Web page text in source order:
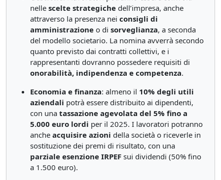
nelle scelte strategiche dell’impresa, anche
attraverso la presenza nei consigli di
amministrazione o di sorveglianza, a seconda
del modello societario. La nomina avverrà secondo
quanto previsto dai contratti collettivi, e i
rappresentanti dovranno possedere requisiti di
onorabilità, indipendenza e competenza.
Economia e finanza: almeno il 10% degli utili
aziendali potrà essere distribuito ai dipendenti,
con una tassazione agevolata del 5% fino a
5.000 euro lordi per il 2025. I lavoratori potranno
anche acquisire azioni della società o riceverle in
sostituzione dei premi di risultato, con una
parziale esenzione IRPEF sui dividendi (50% fino
a 1.500 euro).